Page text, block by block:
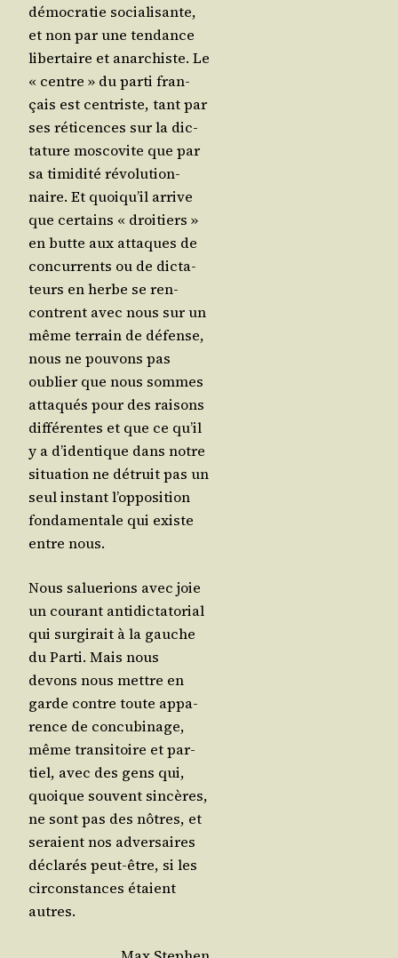
démo­cra­tie socia­li­sante,
et non par une ten­dance
liber­taire et anar­chiste. Le
« centre » du par­ti fran­
çais est cen­triste, tant par
ses réti­cences sur la dic­
ta­ture mos­co­vite que par
sa timi­di­té révo­lu­tion­
naire. Et quoi­qu’il arrive
que cer­tains « droi­tiers »
en butte aux attaques de
concur­rents ou de dic­ta­
teurs en herbe se ren­
contrent avec nous sur un
même ter­rain de défense,
nous ne pou­vons pas
oublier que nous sommes
atta­qués pour des rai­sons
dif­fé­rentes et que ce qu’il
y a d’i­den­tique dans notre
situa­tion ne détruit pas un
seul ins­tant l’op­po­si­tion
fon­da­men­tale qui existe
entre nous.
Nous salue­rions avec joie
un cou­rant anti­dic­ta­to­rial
qui sur­gi­rait à la gauche
du Par­ti. Mais nous
devons nous mettre en
garde contre toute appa­
rence de concu­bi­nage,
même tran­si­toire et par­
tiel, avec des gens qui,
quoique sou­vent sin­cères,
ne sont pas des nôtres, et
seraient nos adver­saires
décla­rés peut-être, si les
cir­cons­tances étaient
autres.